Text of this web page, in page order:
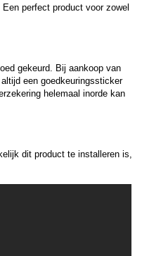
perfect product voor zowel
gekeurd. Bij aankoop van
een goedkeuringssticker
helemaal inorde kan
dit product te installeren is,